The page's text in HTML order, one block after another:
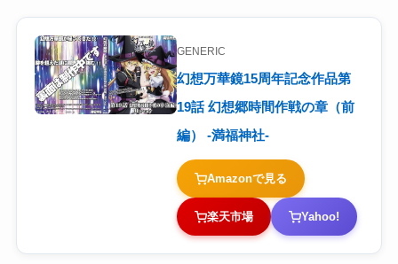
GENERIC
幻想万華鏡15周年記念作品第
19話 幻想郷時間作戦の章（前
編） -満福神社-
Amazonで見る
楽天市場 Yahoo!